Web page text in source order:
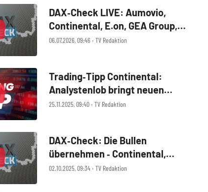
06.07.2026, 09:46 ‧ TV Redaktion
DAX‑Check LIVE: Aumovio,
Continental, E.on, GEA Group,
Nemetschek, Volkswagen
25.11.2025, 09:40 ‧ TV Redaktion
Trading‑Tipp Continental:
Analystenlob bringt neuen
Schwung
02.10.2025, 09:34 ‧ TV Redaktion
DAX‑Check: Die Bullen
übernehmen ‑ Continental,
Formycon, Grenke, Hochtief,